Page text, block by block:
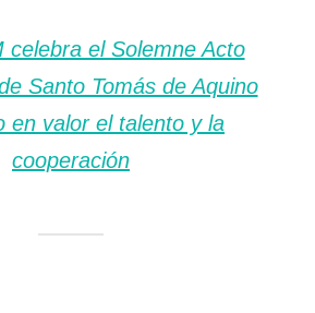
celebra el Solemne Acto
Santo Tomás de Aquino
en valor el talento y la
cooperación